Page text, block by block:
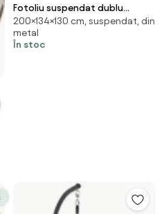
Fotoliu suspendat dublu
Avenberg BILBAO
200×134×130 cm, suspendat, din
metal
În stoc